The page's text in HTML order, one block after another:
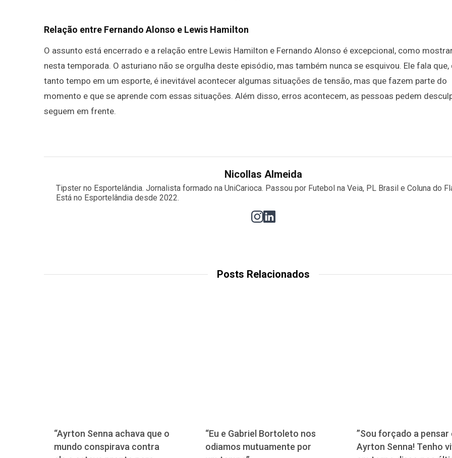
Relação entre Fernando Alonso e Lewis Hamilton
O assunto está encerrado e a relação entre Lewis Hamilton e Fernando Alonso é excepcional, como
nesta temporada. O asturiano não se orgulha deste episódio, mas também nunca se esquivou. Ele fala que,
tanto tempo em um esporte, é inevitável acontecer algumas situações de tensão, mas que fazem parte do
momento e que se aprende com essas situações. Além disso, erros acontecem, as pessoas pedem
seguem em frente.
Nicollas Almeida
Tipster no Esportelândia. Jornalista formado na UniCarioca. Passou por Futebol na Veia, PL Brasil e Coluna do
Está no Esportelândia desde 2022.
Posts Relacionados
“Ayrton Senna achava que o
mundo conspirava contra
“Eu e Gabriel Bortoleto nos
odiamos mutuamente por
”Sou forçado a pensar
Ayrton Senna! Tenho